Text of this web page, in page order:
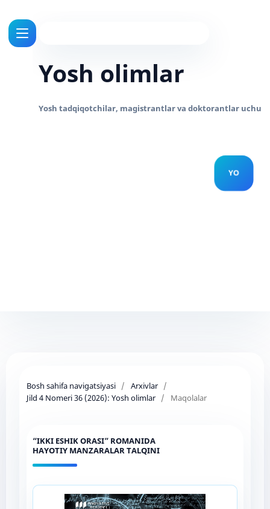
Yosh olimlar
Bosh sahifa navigatsiyasi / Arxivlar /
Jild 4 Nomeri 36 (2026): Yosh olimlar / Maqolalar
“IKKI ESHIK ORASI” ROMANIDA
HAYOTIY MANZARALAR TALQINI